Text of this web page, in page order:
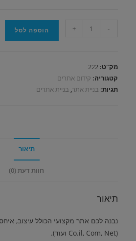
עיצוב,
איחסון
-
+ הוספה לסל
מק"ט:222
קטגוריה: קידום אתרים
תגיות: בניית אתר, בניית אתרים
תיאור
חוות דעת (0)
תיאור
נבנה לכם אתר מקצועי הכולל עיצוב,
(Co.il, Com, Net ועוד).